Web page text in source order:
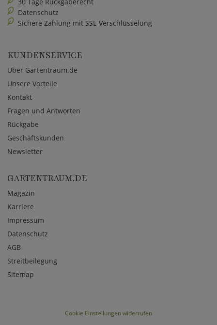
Datenschutz
Sichere Zahlung mit SSL-Verschlüsselung
KUNDENSERVICE
Über Gartentraum.de
Unsere Vorteile
Kontakt
Fragen und Antworten
Rückgabe
Geschäftskunden
Newsletter
GARTENTRAUM.DE
Magazin
Karriere
Impressum
Datenschutz
AGB
Streitbeilegung
Sitemap
Cookie Einstellungen widerrufen